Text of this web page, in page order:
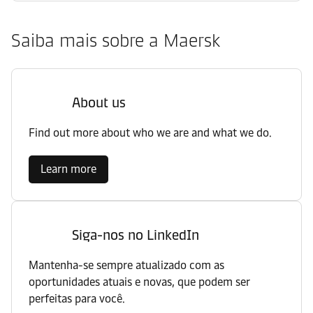
Saiba mais sobre a Maersk
About us
Find out more about who we are and what we do.
Learn more
Siga-nos no LinkedIn
Mantenha-se sempre atualizado com as
oportunidades atuais e novas, que podem ser
perfeitas para você.